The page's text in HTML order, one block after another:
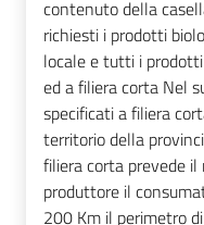
contenuto della
richiesti i prodotti
locale e tutti i
ed a filiera corta Nel
specificati a filiera
territorio della
filiera corta prevede
produttore il
200 Km il perimetro